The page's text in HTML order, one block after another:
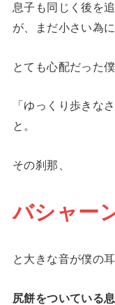
息子も同じく後を
が、まだ小さい為
とても心配だった
「ゆっくり歩きな
と。
その刹那、
バシャー
と大きな音が僕の
尻餅をついている